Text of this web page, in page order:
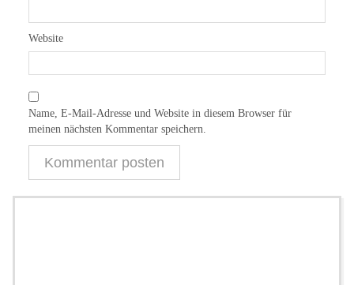
Website
Name, E-Mail-Adresse und Website in diesem Browser für
meinen nächsten Kommentar speichern.